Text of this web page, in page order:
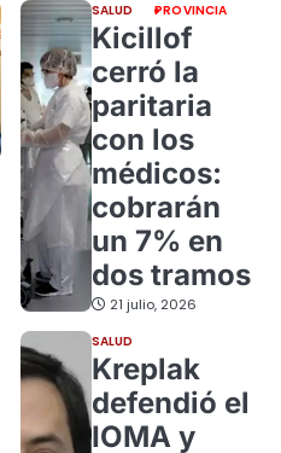
SALUD PROVINCIA
Kicillof
cerró la
paritaria
con los
médicos:
cobrarán
un 7% en
dos tramos
21 julio, 2026
SALUD
Kreplak
defendió el
IOMA y